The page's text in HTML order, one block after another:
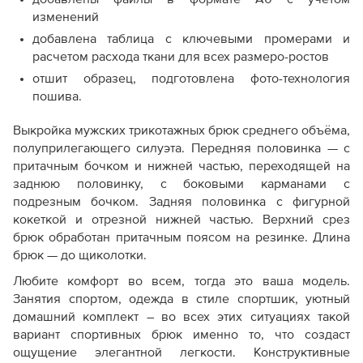
изменений
добавлена таблица с ключевыми промерами и
расчетом расхода ткани для всех размеро-ростов
отшит образец, подготовлена фото-технология
пошива.
Выкройка мужских трикотажных брюк среднего объёма,
полуприлегающего силуэта. Передняя половинка — с
притачным бочком и нижней частью, переходящей на
заднюю половинку, с боковыми карманами с
подрезным бочком. Задняя половинка с фигурной
кокеткой и отрезной нижней частью. Верхний срез
брюк обработан притачным поясом на резинке. Длина
брюк — до щиколотки.
Любите комфорт во всем, тогда это ваша модель.
Занятия спортом, одежда в стиле спортшик, уютный
домашний комплект – во всех этих ситуациях такой
вариант спортивных брюк именно то, что создаст
ощущение элегантной легкости. Конструктивные